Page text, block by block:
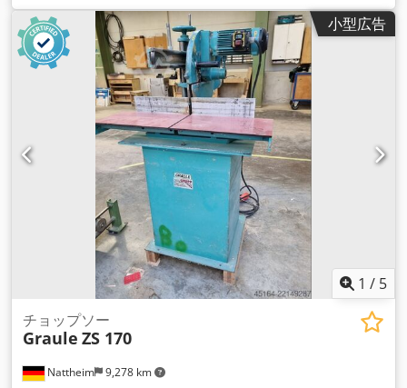
小型広告
1 / 5
Nattheim 9,278 km
チョップソー
Graule ZS 170